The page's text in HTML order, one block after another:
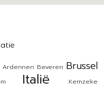
Ardennen Beveren Brussel
Italië Kemzeke